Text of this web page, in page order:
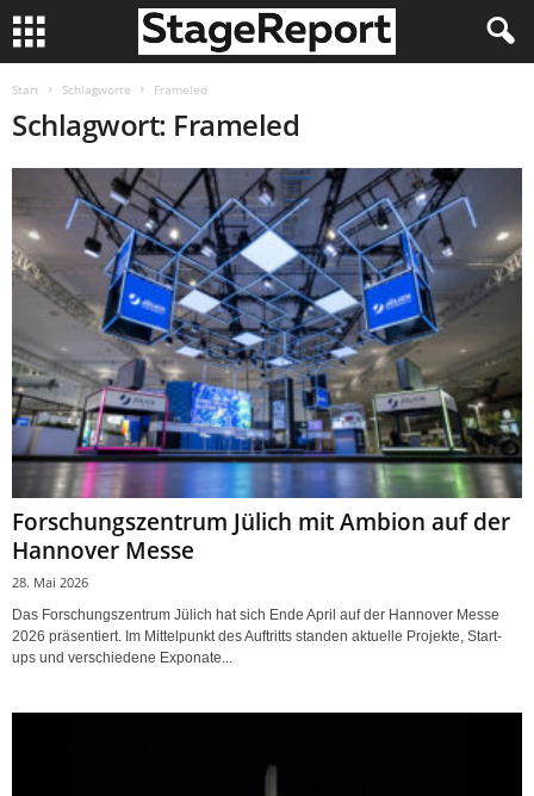
Start Schlagworte Frameled
Schlagwort: Frameled
Forschungszentrum Jülich mit Ambion auf der
Hannover Messe
28. Mai 2026
Das Forschungszentrum Jülich hat sich Ende April auf der Hannover Messe
2026 präsentiert. Im Mittelpunkt des Auftritts standen aktuelle Projekte, Start-
ups und verschiedene Exponate...